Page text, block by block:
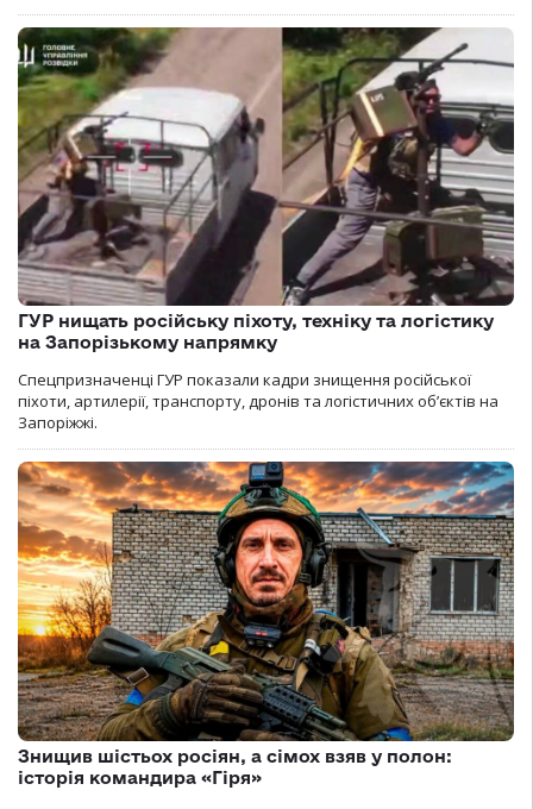
ГУР нищать російську піхоту, техніку та логістику
на Запорізькому напрямку
Спецпризначенці ГУР показали кадри знищення російської
піхоти, артилерії, транспорту, дронів та логістичних об’єктів на
Запоріжжі.
Знищив шістьох росіян, а сімох взяв у полон:
історія командира «Гіря»